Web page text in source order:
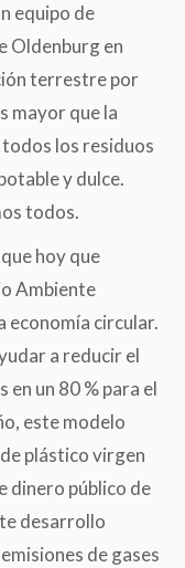
equipo de
Oldenburg en
terrestre por
mayor que la
todos los residuos
y dulce.
todos.
hoy que
Ambiente
economía circular.
a reducir el
en un 80 % para el
este modelo
plástico virgen
dinero público de
desarrollo
de gases